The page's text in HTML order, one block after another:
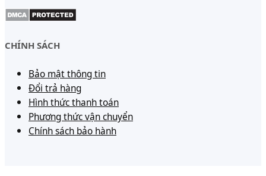
CHÍNH SÁCH
Bảo mật thông tin
Đổi trả hàng
Hình thức thanh toán
Phương thức vận chuyển
Chính sách bảo hành